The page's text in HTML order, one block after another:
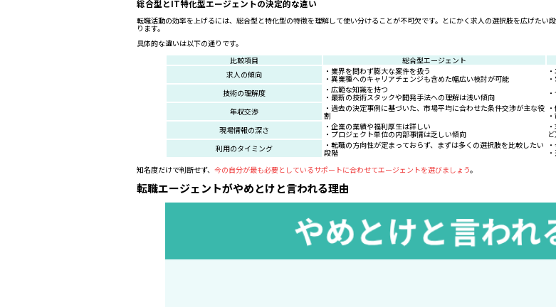
総合型とIT特化型エージェントの決定的な違い
転職活動の効率を上げるには、総合型と特化型の特徴を理解して使い分けることが不可欠です。とにかく求人の選択肢を広げた
ります。
具体的な違いは以下の通りです。
比較項目
総合型エージェント
求人の傾向
・業界を問わず膨大な案件を扱う
・異業種へのキャリアチェンジも含めた幅広い検討が可能
技術の理解度
・広範な知識を持つ
・最新の技術スタックや開発手法への理解は浅い傾向
年収交渉
・過去の決定事例に基づいた、市場平均に合わせた条件交渉が主な役
割
現場情報の深さ
・企業の業績や福利厚生は詳しい
・プロジェクト単位の内部事情は乏しい傾向
ど
利用のタイミング
・転職の方向性が定まっておらず、まずは多くの選択肢を比較したい
段階
知名度だけで判断せず、 今の自分が最も必要としているサポートに合わせてエージェントを選びましょう。
転職エージェントがやめとけと言われる理由